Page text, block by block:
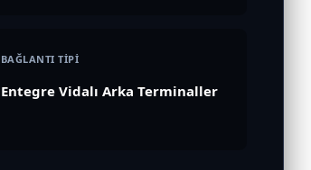
BAĞLANTI TİPİ
Entegre Vidalı Arka Terminaller